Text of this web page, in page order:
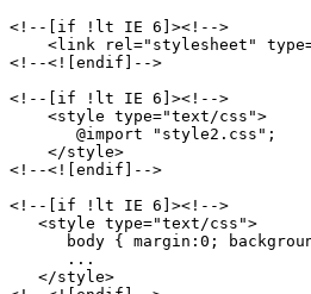
<!--[if !lt IE 6]><!-->
<link rel="stylesheet"
<!--<![endif]-->
<!--[if !lt IE 6]><!-->
    <style type="text/css">
       @import "style2.css";
    </style>
<!--<![endif]-->
<!--[if !lt IE 6]><!-->
   <style type="text/css">
body { margin:0;
      ...
   </style>